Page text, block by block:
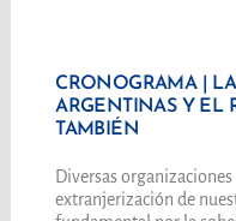
CRONOGRAMA |
ARGENTINAS Y EL
TAMBIÉN
Diversas
extranjerización de